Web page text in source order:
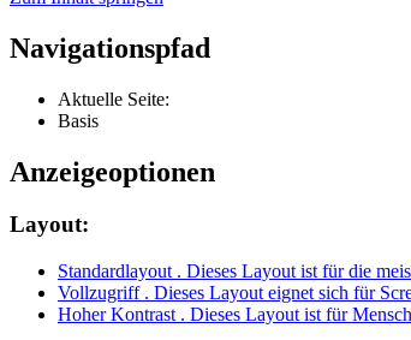
Navigationspfad
Aktuelle Seite:
Basis
Anzeigeoptionen
Layout:
Standardlayout . Dieses Layout ist für die
Vollzugriff . Dieses Layout eignet sich für
Hoher Kontrast . Dieses Layout ist für